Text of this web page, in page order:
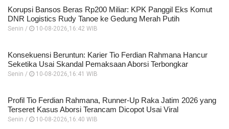
Korupsi Bansos Beras Rp200 Miliar: KPK Panggil Eks Komut
DNR Logistics Rudy Tanoe ke Gedung Merah Putih
Senin / 10-08-2026,16:42 WIB
Konsekuensi Beruntun: Karier Tio Ferdian Rahmana Hancur
Seketika Usai Skandal Pemaksaan Aborsi Terbongkar
Senin / 10-08-2026,16:41 WIB
Profil Tio Ferdian Rahmana, Runner-Up Raka Jatim 2026 yang
Terseret Kasus Aborsi Terancam Dicopot Usai Viral
Senin / 10-08-2026,16:40 WIB